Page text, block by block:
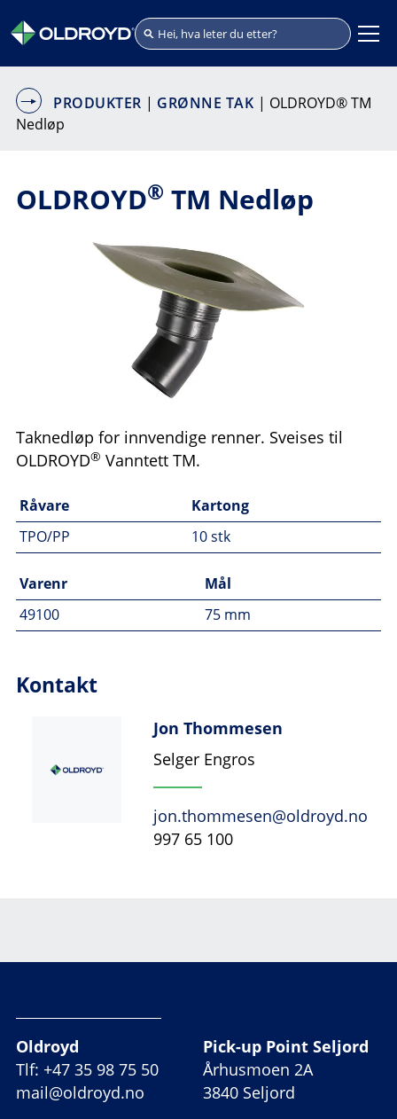
PRODUKTER | GRØNNE TAK | OLDROYD® TM
Nedløp
OLDROYD® TM Nedløp
Taknedløp for innvendige renner. Sveises til
OLDROYD® Vanntett TM.
Råvare
Kartong
TPO/PP
10 stk
Varenr
Mål
49100
75 mm
Kontakt
Jon Thommesen
Selger Engros
jon.thommesen@oldroyd.no
997 65 100
Oldroyd
Tlf: +47 35 98 75 50
mail@oldroyd.no
Pick-up Point Seljord
Århusmoen 2A
3840 Seljord